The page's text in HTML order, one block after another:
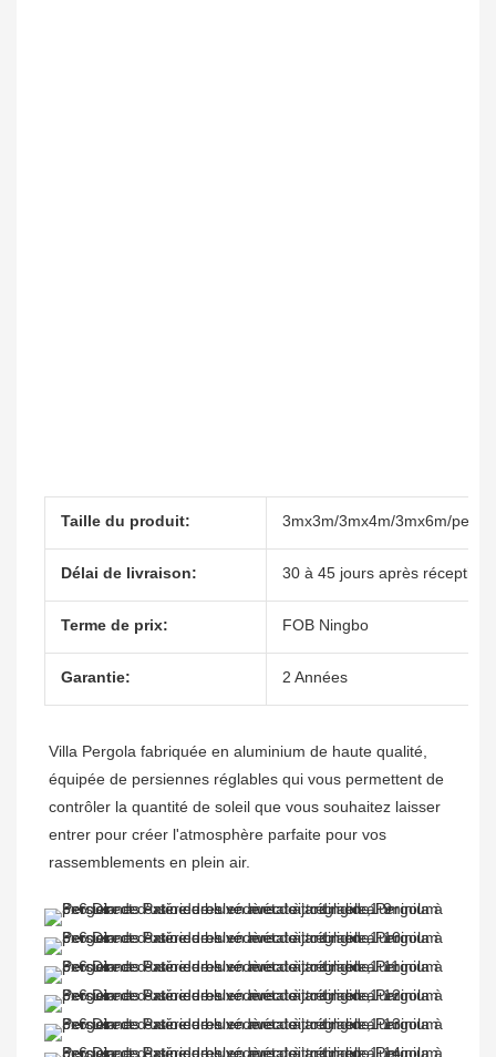
Taille du produit: 3mx3m/3mx4m/3mx6m/
Délai de livraison: 30 à 45 jours après réception
Terme de prix: FOB Ningbo
Garantie: 2 Années
Villa Pergola fabriquée en aluminium de haute qualité,
équipée de persiennes réglables qui vous permettent de
contrôler la quantité de soleil que vous souhaitez laisser
entrer pour créer l'atmosphère parfaite pour vos